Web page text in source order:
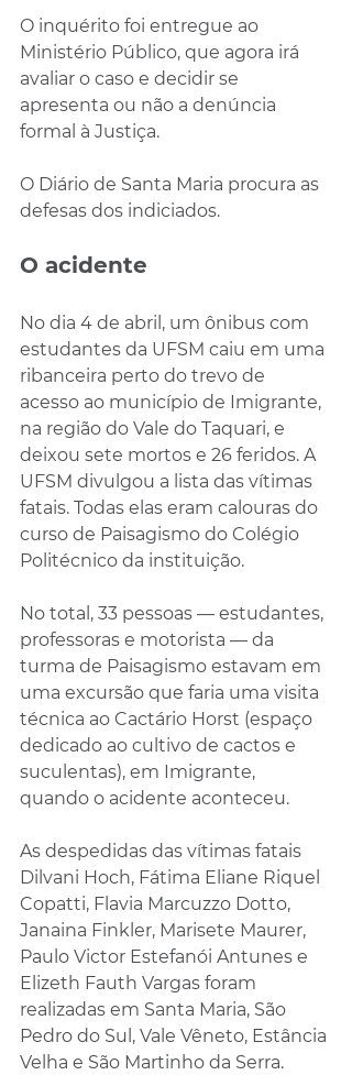
O inquérito foi entregue ao
Ministério Público, que agora irá
avaliar o caso e decidir se
apresenta ou não a denúncia
formal à Justiça.
O Diário de Santa Maria procura as
defesas dos indiciados.
O acidente
No dia 4 de abril, um ônibus com
estudantes da UFSM caiu em uma
ribanceira perto do trevo de
acesso ao município de Imigrante,
na região do Vale do Taquari, e
deixou sete mortos e 26 feridos. A
UFSM divulgou a lista das vítimas
fatais. Todas elas eram calouras do
curso de Paisagismo do Colégio
Politécnico da instituição.
No total, 33 pessoas — estudantes,
professoras e motorista — da
turma de Paisagismo estavam em
uma excursão que faria uma visita
técnica ao Cactário Horst (espaço
dedicado ao cultivo de cactos e
suculentas), em Imigrante,
quando o acidente aconteceu.
As despedidas das vítimas fatais
Dilvani Hoch, Fátima Eliane Riquel
Copatti, Flavia Marcuzzo Dotto,
Janaina Finkler, Marisete Maurer,
Paulo Victor Estefanói Antunes e
Elizeth Fauth Vargas foram
realizadas em Santa Maria, São
Pedro do Sul, Vale Vêneto, Estância
Velha e São Martinho da Serra.